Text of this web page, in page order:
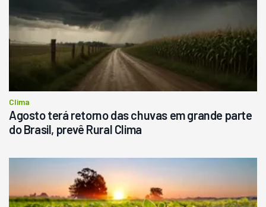
Clima
Agosto terá retorno das chuvas em grande parte
do Brasil, prevê Rural Clima